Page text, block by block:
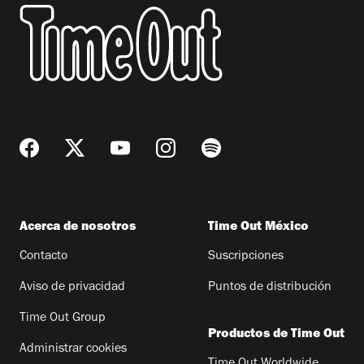
Acerca de nosotros
Contacto
Aviso de privacidad
Time Out Group
Administrar cookies
Time Out México
Suscripciones
Puntos de distribución
Productos de Time Out